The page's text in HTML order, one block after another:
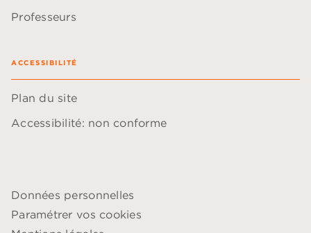
Professeurs
ACCESSIBILITÉ
Plan du site
Accessibilité: non conforme
Données personnelles
Paramétrer vos cookies